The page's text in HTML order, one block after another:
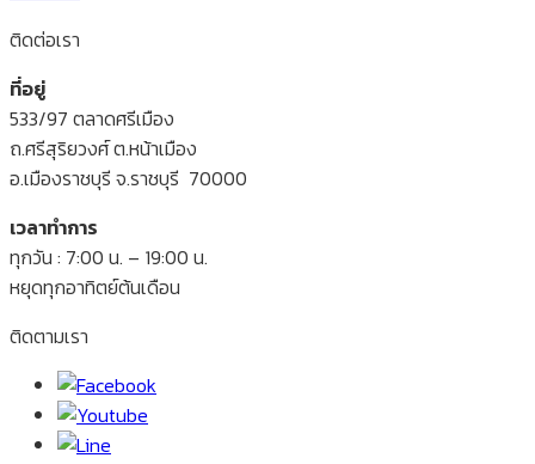
ติดต่อเรา
ที่อยู่
533/97 ตลาดศรีเมือง
ถ.ศรีสุริยวงศ์ ต.หน้าเมือง
อ.เมืองราชบุรี จ.ราชบุรี 70000
เวลาทำการ
ทุกวัน : 7:00 น. – 19:00 น.
หยุดทุกอาทิตย์ต้นเดือน
ติดตามเรา